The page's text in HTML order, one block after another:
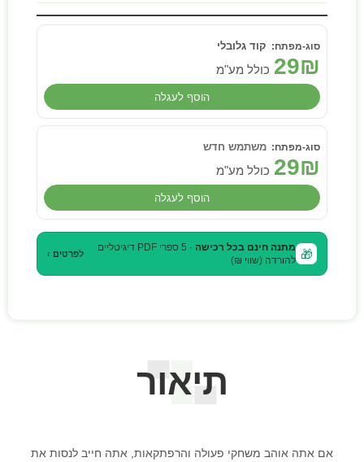
קוד גלובלי
29₪ כולל מע"מ
הוסף לעגלה
משתמש חדש
29₪ כולל מע"מ
הוסף לעגלה
🎁 מתנה חינם בכל רכישה
· 5 ספרי PDF דיגיטליים
להורדה (שווי ₪)
לפרטים ›
תיאור
אם אתה אוהב משחקי פעולה והרפתקאות, אתה חייב לנסות את